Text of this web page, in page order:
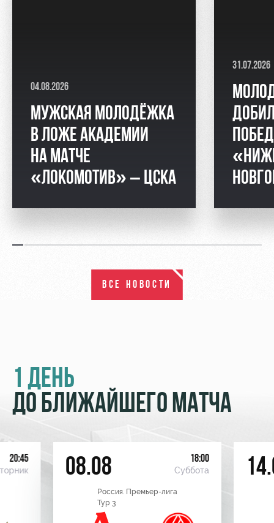
04.08.2026
МУЖСКАЯ МОЛОДЁЖКА
В ЛОЖЕ АКАДЕМИИ
НА МАТЧЕ
«ЛОКОМОТИВ» – ЦСКА
31.07.2026
ВСЕ НОВОСТИ
1 ДЕНЬ
ДО БЛИЖАЙШЕГО МАТЧА
20:45 08.08 18:00
Суббота
Россия. Премьер-лига
Тур 3